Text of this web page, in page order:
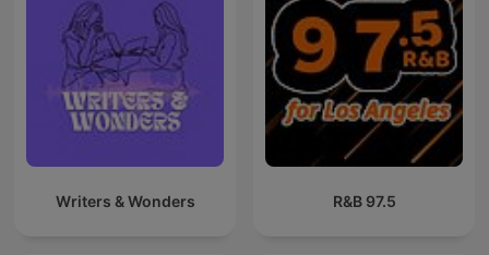
97.5 R&B
Writers & Wonders